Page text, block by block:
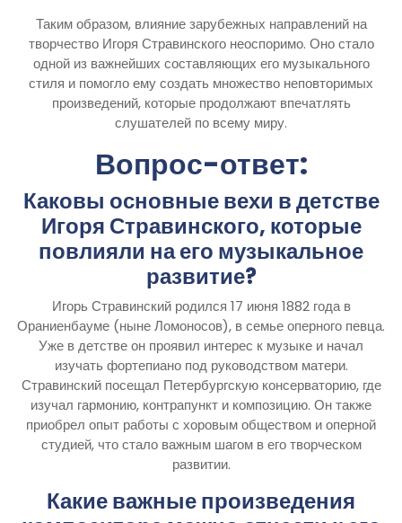
Таким образом, влияние зарубежных направлений на
творчество Игоря Стравинского неоспоримо. Оно стало
одной из важнейших составляющих его музыкального
стиля и помогло ему создать множество неповторимых
произведений, которые продолжают впечатлять
слушателей по всему миру.
Вопрос-ответ:
Каковы основные вехи в детстве
Игоря Стравинского, которые
повлияли на его музыкальное
развитие?
Игорь Стравинский родился 17 июня 1882 года в
Ораниенбауме (ныне Ломоносов), в семье оперного певца.
Уже в детстве он проявил интерес к музыке и начал
изучать фортепиано под руководством матери.
Стравинский посещал Петербургскую консерваторию, где
изучал гармонию, контрапункт и композицию. Он также
приобрел опыт работы с хоровым обществом и оперной
студией, что стало важным шагом в его творческом
развитии.
Какие важные произведения